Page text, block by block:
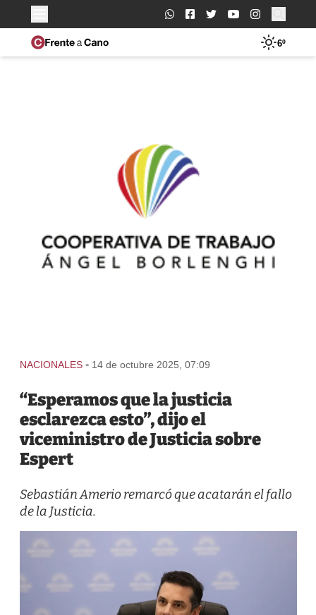
Buscar:
6º
NACIONALES - 14 de octubre 2025, 07:09
“Esperamos que la justicia
esclarezca esto”, dijo el
viceministro de Justicia sobre
Espert
Sebastián Amerio remarcó que acatarán el fallo
de la Justicia.